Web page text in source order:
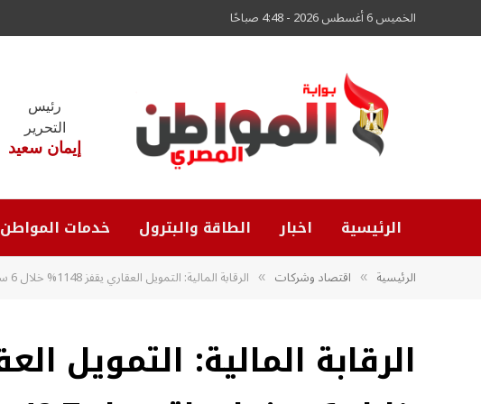
الخميس 6 أغسطس 2026 - 4:48 صباحًا
رئيس
التحرير
إيمان سعيد
الرئيسية اخبار الطاقة والبترول خدمات المواطن
الرئيسية » اقتصاد وشركات » الرقابة المالية: التمويل العقاري يقفز 1148% خلال 6 سنوات لتسجل 42.7 مليار جنيه